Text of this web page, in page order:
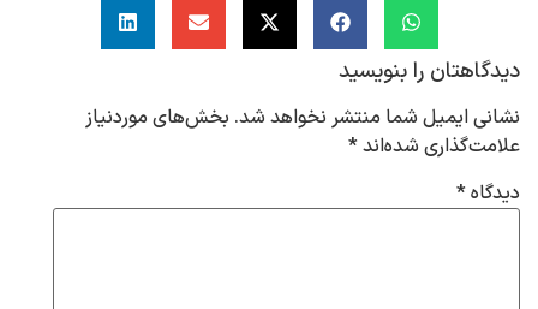
دیدگاهتان را بنویسید
نشانی ایمیل شما منتشر نخواهد شد. بخش‌های موردنیاز
علامت‌گذاری شده‌اند*
دیدگاه*